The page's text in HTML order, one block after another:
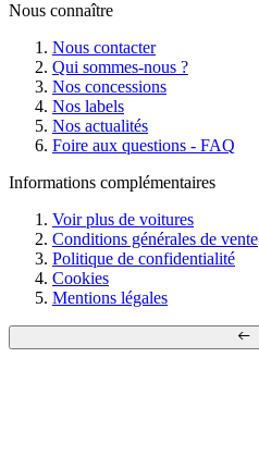
Nous connaître
Nous contacter
Qui sommes-nous ?
Nos concessions
Nos labels
Nos actualités
Foire aux questions - FAQ
Informations complémentaires
Voir plus de voitures
Conditions générales de vente
Politique de confidentialité
Cookies
Mentions légales